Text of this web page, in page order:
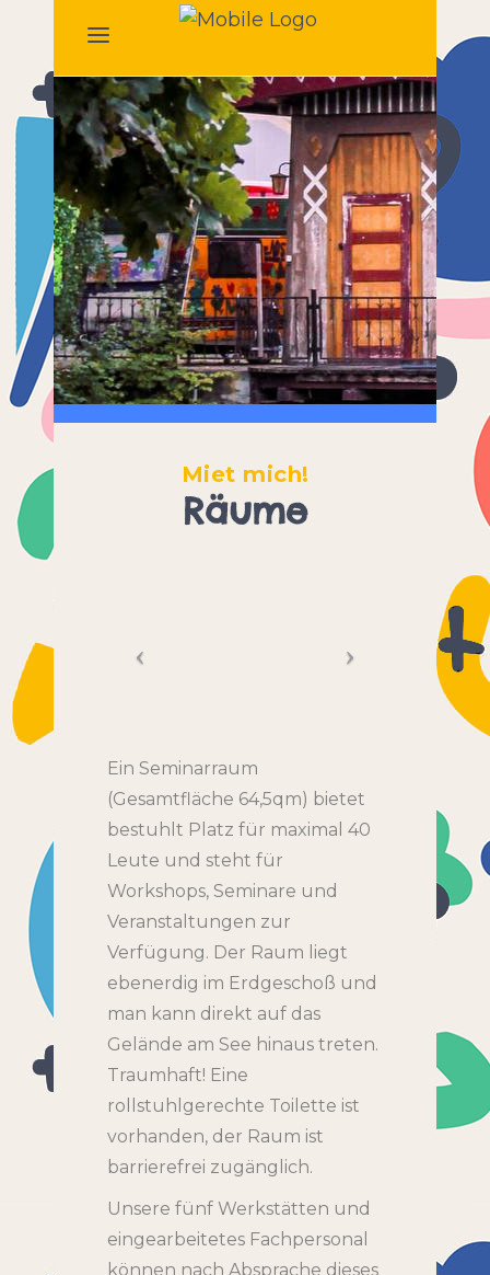
Miet mich!
Räume
Ein Seminarraum
(Gesamtfläche 64,5qm) bietet
bestuhlt Platz für maximal 40
Leute und steht für
Workshops, Seminare und
Veranstaltungen zur
Verfügung. Der Raum liegt
ebenerdig im Erdgeschoß und
man kann direkt auf das
Gelände am See hinaus treten.
Traumhaft! Eine
rollstuhlgerechte Toilette ist
vorhanden, der Raum ist
barrierefrei zugänglich.
Unsere fünf Werkstätten und
eingearbeitetes Fachpersonal
können nach Absprache dieses